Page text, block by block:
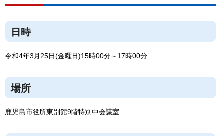
日時
令和4年3月25日(金曜日)15時00分～17時00分
場所
鹿児島市役所東別館9階特別中会議室